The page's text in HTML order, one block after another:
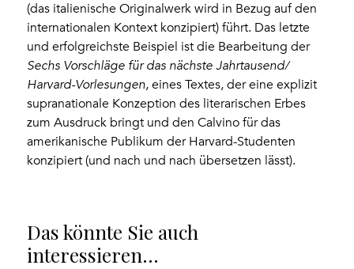
(das italienische Originalwerk wird in Bezug auf den
internationalen Kontext konzipiert) führt. Das letzte
und erfolgreichste Beispiel ist die Bearbeitung der
Sechs Vorschläge für das nächste Jahrtausend/
Harvard-Vorlesungen, eines Textes, der eine explizit
supranationale Konzeption des literarischen Erbes
zum Ausdruck bringt und den Calvino für das
amerikanische Publikum der Harvard-Studenten
konzipiert (und nach und nach übersetzen lässt).
Das könnte Sie auch
interessieren…